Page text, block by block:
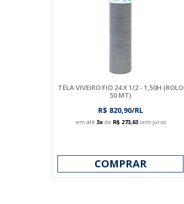
TELA VIVEIRO FIO 24 X 1/2 - 1,50H (ROLO
50 MT)
R$ 820,90/RL
em até 3xde R$ 273,63sem juros
COMPRAR